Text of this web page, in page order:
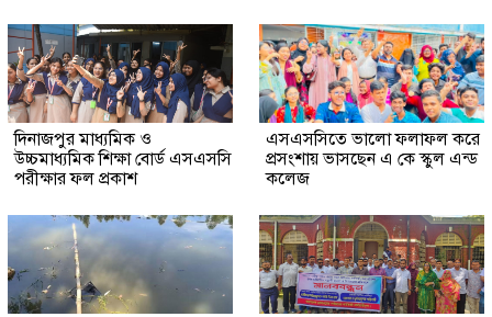
দিনাজপুর মাধ্যমিক ও
উচ্চমাধ্যমিক শিক্ষা বোর্ড এসএসসি
পরীক্ষার ফল প্রকাশ
এসএসসিতে ভালো ফলাফল করে
প্রসংশায় ভাসছেন এ কে স্কুল এন্ড
কলেজ